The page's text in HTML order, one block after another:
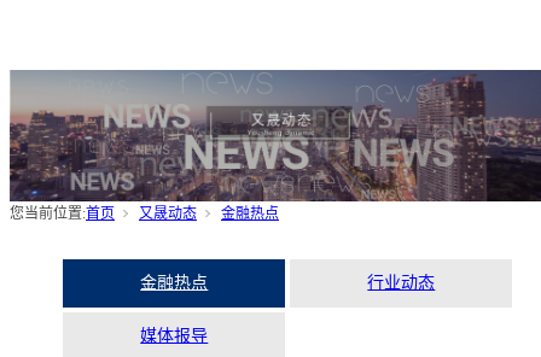
您当前位置:首页 又晟动态 金融热点
金融热点 行业动态
媒体报导